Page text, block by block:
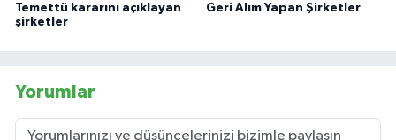
Temettü kararını açıklayan
şirketler
Geri Alım Yapan Şirketler
Yorumlar